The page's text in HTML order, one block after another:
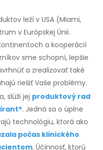
leží v USA (Miami,
v Európskej Únii.
a kooperácií
sme schopní, lepšie
a zrealizovať také
riešiť Vaše problémy.
slúži jej produktový rad
. Jedná sa o úplne
technológiu, ktorá ako
počas klinického
. Účinnosť, ktorú